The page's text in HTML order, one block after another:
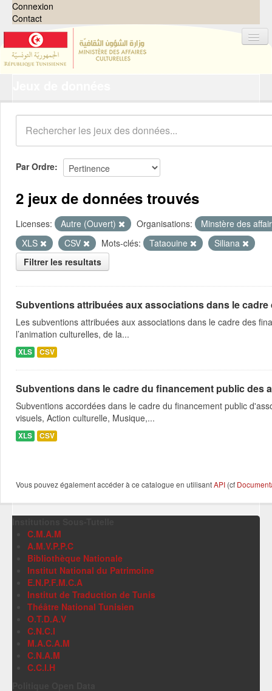
Connexion
Contact
Organisations
Groupes
Demandes 0
À propos
Par Ordre
2 jeux de données trouvés
Licenses: Autre (Ouvert) Organisations:
Minstère des
XLS
CSV Mots-clés: Tataouine
Siliana
Filtrer les resultats
Subventions attribuées aux associations dans le
Les subventions attribuées aux associations dans le cadre des
l’animation culturelles, de la...
XLS CSV
Subventions dans le cadre du financement public des
Subventions accordées dans le cadre du financement public
visuels, Action culturelle, Musique,...
XLS CSV
Vous pouvez également accéder à ce catalogue en utilisantAPI (cf
C.M.A.M
A.M.V.P.P.C
Bibliothèque Nationale
Institut National du Patrimoine
E.N.P.F.M.C.A
Institut de Traduction de Tunis
Théâtre National Tunisien
O.T.D.A.V
C.N.C.I
M.A.C.A.M
C.N.A.M
C.C.I.H